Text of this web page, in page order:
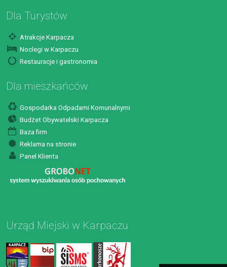
Dla Turystów
Atrakcje Karpacza
Noclegi w Karpaczu
Restauracje i gastronomia
Dla mieszkańców
Gospodarka Odpadami Komunalnymi
Budżet Obywatelski Karpacza
Baza firm
Reklama na stronie
Panel Klienta
Urząd Miejski w Karpaczu